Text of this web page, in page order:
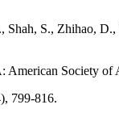
S., Zhihao,
Society of
799-816.